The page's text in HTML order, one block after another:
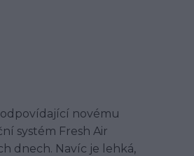
novému
systém Fresh Air
dnech. Navíc je lehká,